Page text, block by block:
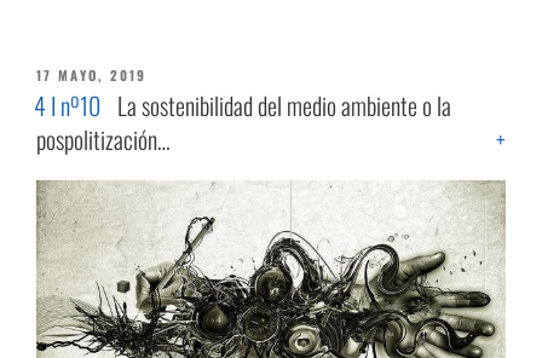
PUBLICADO
EL
17 MAYO, 2019
4 I nº10 La sostenibilidad del medio ambiente o la
pospolitización…
+